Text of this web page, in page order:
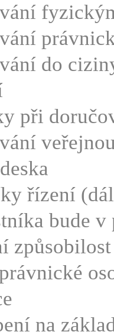
do
při
řízení
bude v
způsobilost
na